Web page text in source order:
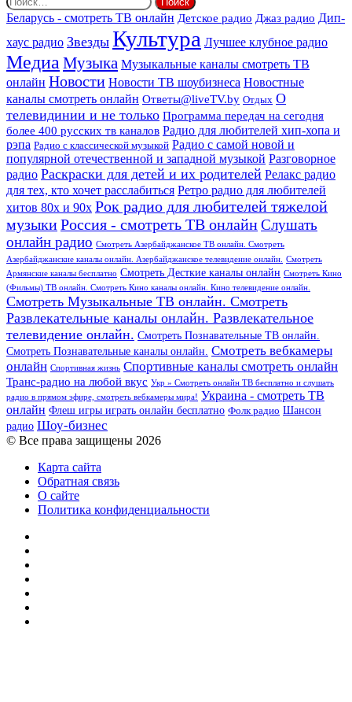
Беларусь - смотреть ТВ онлайн Детское радио Джаз радио Дип-
хаус радио Звезды Культура Лучшее клубное радио
Медиа Музыка Музыкальные каналы смотреть ТВ
онлайн Новости Новости ТВ шоубизнеса Новостные
каналы смотреть онлайн Ответы@liveTV.by Отдых О
телевидинии и не только Программа передач на сегодня
более 400 русских тв каналов Радио для любителей хип-хопа и
рэпа Радио с классической музыкой Радио с самой новой и
популярной отечественной и западной музыкой Разговорное
радио Раскраски для детей и их родителей Релакс радио
для тех, кто хочет расслабиться Ретро радио для любителей
хитов 80х и 90х Рок радио для любителей тяжелой
музыкиРоссия - смотреть ТВ онлайнСлушать
онлайн радио Смотреть Азербайджанское ТВ онлайн. Смотреть
Азербайджанские каналы онлайн. Азербайджанское телевидение онлайн.
Смотреть
Армянские каналы бесплатно Смотреть Десткие каналы онлайн Смотреть Кино
(Фильмы) ТВ онлайн. Смотреть Кино каналы онлайн. Кино телевидение онлайн.
Смотреть Музыкальные ТВ онлайн. Смотреть
Развлекательные каналы онлайн. Развлекательное
телевидение онлайн. Смотреть Познавательные ТВ онлайн.
Смотреть Познавательные каналы онлайн. Смотреть вебкамеры
онлайн Спортивная жизнь Спортивные каналы смотреть онлайн
Транс-радио на любой вкус Укр » Смотреть онлайн ТВ бесплатно и слушать
радио в прямом эфире, смотреть вебкамеры мира! Украина - смотреть ТВ
онлайн Флеш игры играть онлайн бесплатно Фолк радио Шансон
радио Шоу-бизнес
© Все права защищены 2026
Карта сайта
Обратная связь
О сайте
Политика конфиденциальности